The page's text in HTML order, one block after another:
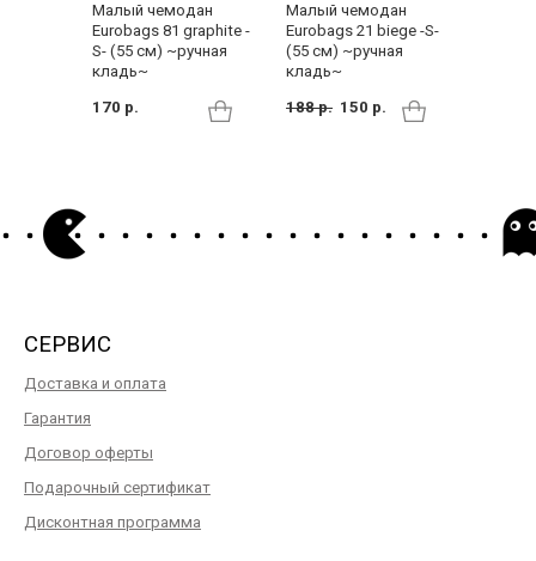
Малый чемодан
Eurobags 81 graphite -
S- (55 см) ~ручная
кладь~
170 р.
Малый чемодан
Eurobags 21 biege -S-
(55 см) ~ручная
кладь~
188 р. 150 р.
СЕРВИС
Доставка и оплата
Гарантия
Договор оферты
Подарочный сертификат
Дисконтная программа